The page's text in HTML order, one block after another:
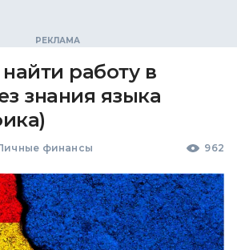
работу в
знания языка
финансы 962